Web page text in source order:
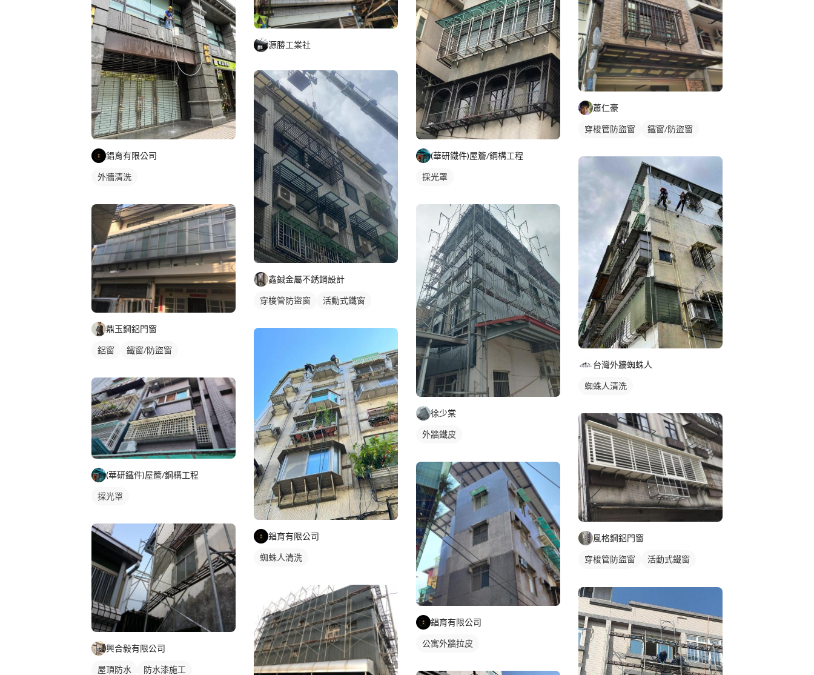
錩育有限公司
外牆清洗
鼎玉鋼鋁門窗
鋁窗 鐵窗/防盜窗
(華研鐵件)屋簷/鋼構工程
採光罩
興合毅有限公司
屋頂防水 防水漆施工
源勝工業社
鑫鋮金屬不銹鋼設計
穿梭管防盜窗 活動式鐵窗
錩育有限公司
蜘蛛人清洗
(華研鐵件)屋簷/鋼構工程
採光罩
徐少棠
外牆鐵皮
錩育有限公司
公寓外牆拉皮
蕭仁豪
穿梭管防盜窗 鐵窗/防盜窗
台灣外牆蜘蛛人
蜘蛛人清洗
風格鋼鋁門窗
穿梭管防盜窗
活動式鐵窗